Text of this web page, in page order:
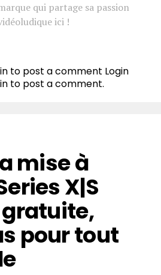
qui partage sa passion
ici !
to post a comment Login
to post a comment.
mise à
X|S
pour tout